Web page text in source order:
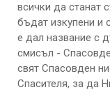
всички да станат
бъдат изкупени и
е дал название с
смисъл -
свят Спасовден
Спасителя, за да